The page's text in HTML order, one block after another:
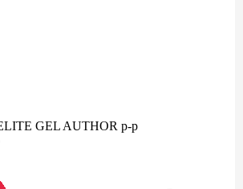
GEL AUTHOR p-p